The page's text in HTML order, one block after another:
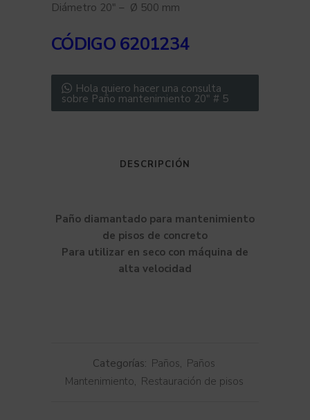
Diámetro 20″ – Ø 500 mm
CÓDIGO 6201234
Hola quiero hacer una consulta
sobre Paño mantenimiento 20″ # 5
DESCRIPCIÓN
Paño diamantado para mantenimiento
de pisos de concreto
Para utilizar en seco con máquina de
alta velocidad
Categorías: Paños, Paños
Mantenimiento, Restauración de pisos